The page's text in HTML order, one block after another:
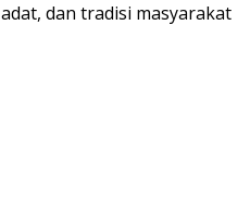
dan tradisi masyarakat